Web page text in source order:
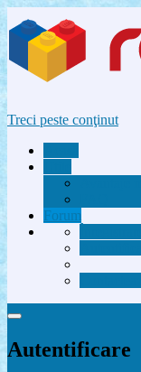
Treci peste conţinut
Forum
Autentificare